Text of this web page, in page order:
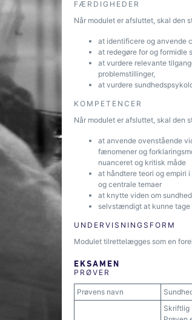
FÆRDIGHEDER
Når modulet er afsluttet, skal den
at identificere og anvende
at redegøre for og formidle
at vurdere relevante
problemstillinger,
at vurdere
KOMPETENCER
Når modulet er afsluttet, skal den
at anvende ovenstående
fænomener og
nuanceret og kritisk måde
at håndtere teori og empiri
og centrale temaer
at knytte viden om
selvstændigt at kunne
UNDERVISNINGSFORM
Modulet tilrettelægges som en
EKSAMEN
PRØVER
Prøvens navn
Skriftlig